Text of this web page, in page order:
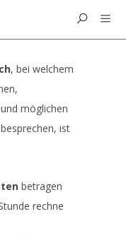
, bei welchem
möglichen
ist
betragen
rechne